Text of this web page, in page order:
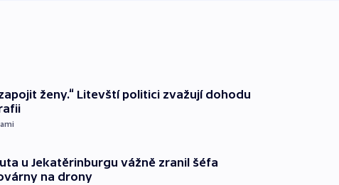
ženy.“ Litevští politici zvažují dohodu
u Jekatěrinburgu vážně zranil šéfa
na drony